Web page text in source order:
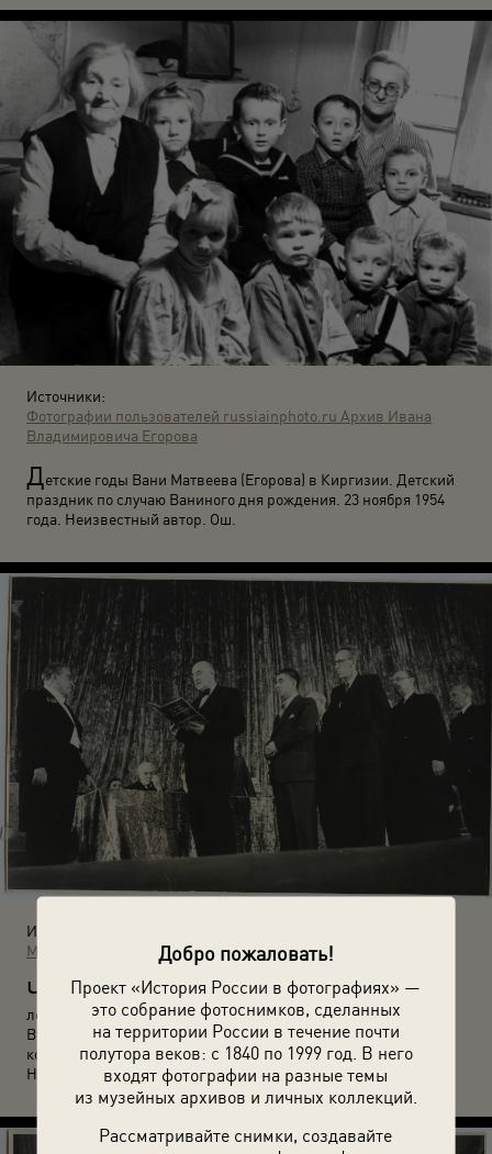
Добро пожаловать!
Проект «История России в фотографиях» —
это собрание фотоснимков, сделанных
на территории России в течение почти
полутора веков: с 1840 по 1999 год. В него
входят фотографии на разные темы
из музейных архивов и личных коллекций.
Рассматривайте снимки, создавайте
Источники:
Фотографии пользователей russiainphoto.ru Архив Ивана
Владимировича Егорова
Детские годы Вани Матвеева (Егорова) в Киргизии. Детский
праздник по случаю Ваниного дня рождения. 23 ноября 1954
года. Неизвестный автор. Ош.
Источники:
МАММ / МДФ
Ч
ествование композитора Рейнгольда Глиэра в связи с 80-
летием со дня рождения. 1955 год. Автор: Павел Маныч.
Второй в очереди – композитор Арам Хачатурян, третий –
композитор Дмитрий Кабалевский. За столом сидит поэт
Николай Тихонов.